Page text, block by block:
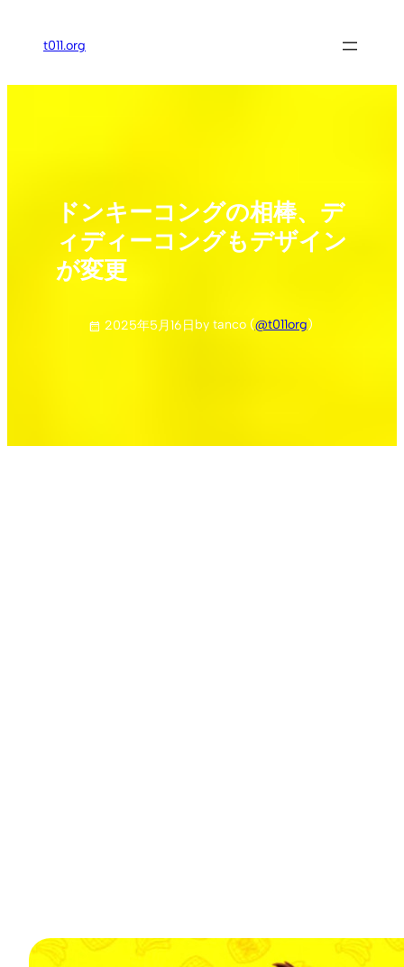
ス
t011.org
ドンキーコングの相棒、デ
ィディーコングもデザイン
が変更
2025年5月16日by tanco (@t011org)